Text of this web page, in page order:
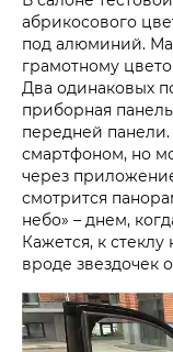
абрикосового
под алюминий.
грамотному
Два одинаковых
приборная
передней панели.
смартфоном, но
через
смотрится
небо» – днем,
Кажется, к
вроде звездочек